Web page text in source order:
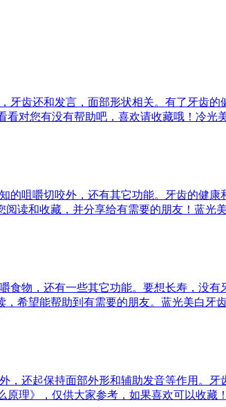
牙齿还和发言，面部形状相关。有了牙齿
对您有没有帮助吧，喜欢请收藏哦！冷光
的咀嚼切咬外，还有其它功能。牙齿的健
读和收藏，并分享给有需要的朋友！蓝光
食物，还有一些其它功能。要想长寿，没
希望能帮助到有需要的朋友。蓝光美白牙
，还起保持面部外形和辅助发音等作用。
理》，仅供大家参考，如果喜欢可以收藏